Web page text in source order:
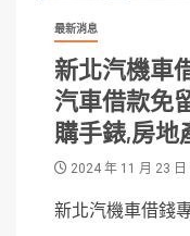
最新消息
新北汽機車
汽車借款免
購手錶,房地
2024 年 11 月 23 日
新北汽機車借錢